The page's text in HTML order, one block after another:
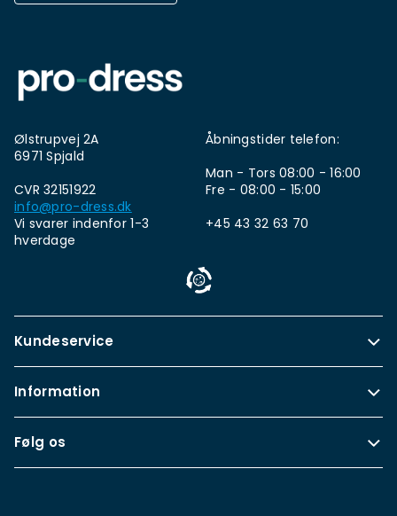
Ølstrupvej 2A
6971 Spjald
CVR 32151922
info@pro-dress.dk
Vi svarer indenfor 1-3
hverdage
Åbningstider telefon:
Man - Tors 08:00 - 16:00
Fre - 08:00 - 15:00
+45 43 32 63 70
Kundeservice
Information
Følg os